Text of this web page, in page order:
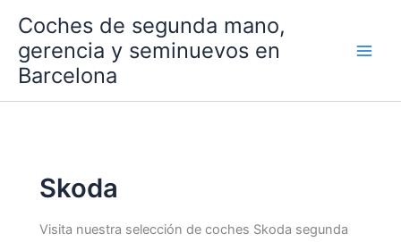
contenido
Coches de segunda mano,
gerencia y seminuevos en
Barcelona
Skoda
Visita nuestra selección de coches Skoda segunda